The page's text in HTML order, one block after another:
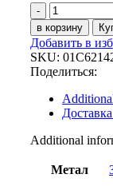
Пусеты
из
БЕЛЫЙ
ЗОЛОТО
585
пробы
1
quantity
в корзину
Добавить в
SKU:
Поделиться:
Additional
Метал